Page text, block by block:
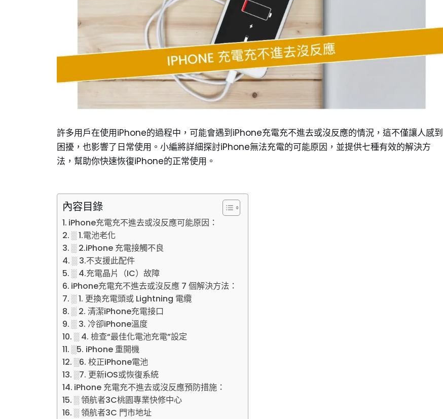
許多用戶在使用iPhone的過程中，可能會遇到iPhone充電充不進去或沒反應的情況，這不僅讓人感到
困擾，也影響了日常使用。小編將詳細探討iPhone無法充電的可能原因，並提供七種有效的解決方
法，幫助你快速恢復iPhone的正常使用。
內容目錄
iPhone充電充不進去或沒反應可能原因：
░ 1.電池老化
░ 2.iPhone 充電接觸不良
░ 3.不支援此配件
░ 4.充電晶片（IC）故障
iPhone充電充不進去或沒反應 7 個解決方法：
░ 1. 更換充電頭或 Lightning 電纜
░ 2. 清潔iPhone充電接口
░ 3. 冷卻iPhone溫度
░ 4. 檢查“最佳化電池充電”設定
░5. iPhone 重開機
░6. 校正iPhone電池
░7. 更新iOS或恢復系統
iPhone 充電充不進去或沒反應預防措施：
░ 領航者3C桃園專業快修中心
░ 領航者3C 門市地址